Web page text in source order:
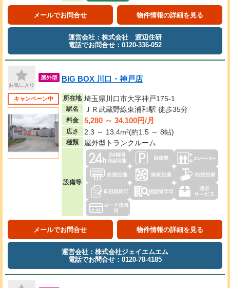
メールでお問合せ 物件情報の詳細を見る
運営会社：株式会社 渡辺住研
電話でお問合せ：0120-336-052
お気に入り
屋外型 BIG BOX 川口・神戸店
キャンペーン中 所在地 埼玉県川口市大字神戸175-1
駅名 ＪＲ武蔵野線東浦和駅 徒歩35分
料金 5,280 ～ 34,100円/月
広さ 2.3 ～ 13.4m²(約1.5 ～ 8帖)
種類 屋外型トランクルーム
設備等
メールでお問合せ 物件情報の詳細を見る
運営会社：株式会社ジェイエムエム
電話でお問合せ：0120-78-4185